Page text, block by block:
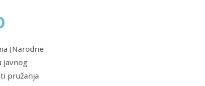
(Narodne
javnog
pružanja